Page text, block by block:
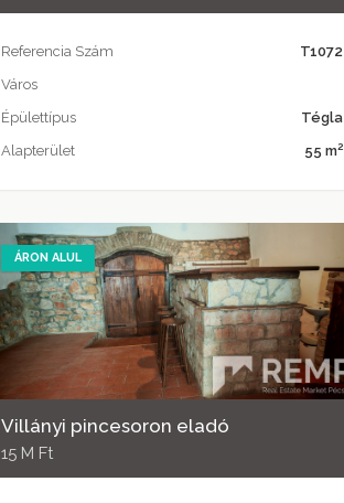
Referencia Szám
T1072
Város
Épülettípus
Tégla
Alapterület
55 m2
ÁRON ALUL
Villányi pincesoron eladó
15 M Ft